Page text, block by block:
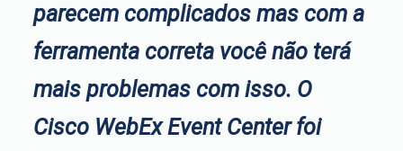
parecem complicados mas com a
ferramenta correta você não terá
mais problemas com isso. O
Cisco WebEx Event Center foi